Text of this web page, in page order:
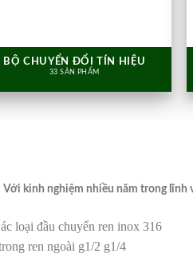
BỘ CHUYỂN ĐỔI TÍN HIỆU
33 SẢN PHẨM
Với kinh nghiệm nhiều năm trong lĩnh